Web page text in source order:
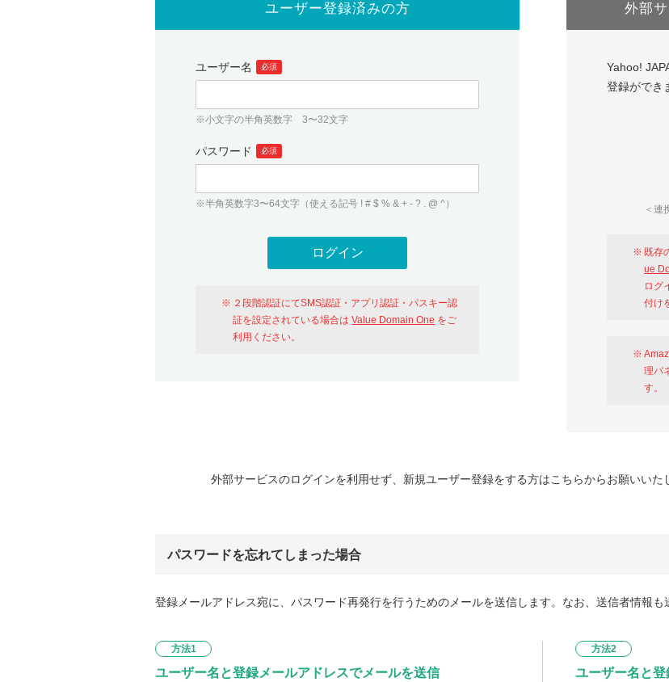
ユーザー登録済みの方
ユーザー名 必須
※小文字の半角英数字 3〜32文字
パスワード 必須
※半角英数字3〜64文字（使える記号 ! # $ % & + - ? . @ ^）
２段階認証にてSMS認証・アプリ認証・パスキー認
証を設定されている場合はValue Domain One をご
利用ください。
外部
Yahoo!
登録ができ
＜連
既存
ue
ログ
付け
理パ
す。
外部サービスのログインを利用せず、新規ユーザー登録をする方はこちらからお願いいた
パスワードを忘れてしまった場合
登録メールアドレス宛に、パスワード再発行を行うためのメールを送信します。なお、送信者情報も
方法1
ユーザー名と登録メールアドレスでメールを送信
方法2
ユーザー名と